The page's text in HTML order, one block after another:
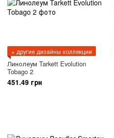
+ другие дизайны коллекции
Линолеум Tarkett Evolution
Tobago 2
451.49 грн